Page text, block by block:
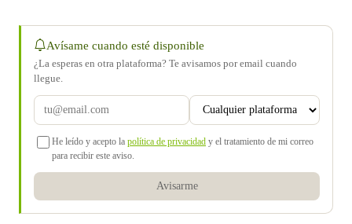
Avísame cuando esté disponible
¿La esperas en otra plataforma? Te avisamos por email cuando
llegue.
He leído y acepto la política de privacidad y el tratamiento de mi correo
para recibir este aviso.
Avisarme